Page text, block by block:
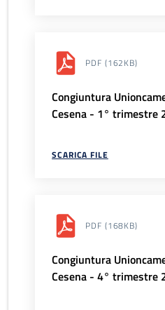
PDF (162KB)
Congiuntura
Cesena - 1° trimestre
SCARICA FILE
PDF (168KB)
Congiuntura
Cesena - 4° trimestre